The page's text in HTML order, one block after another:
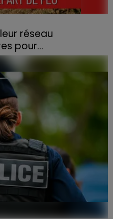
réseau
pour...
de départs de feu,
Vosges a lancé un appel
venir en aide...